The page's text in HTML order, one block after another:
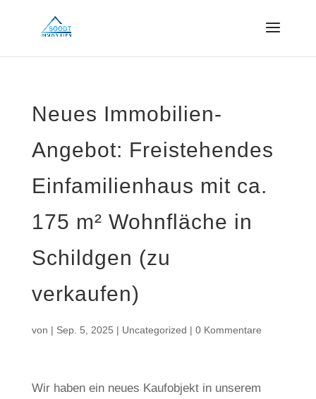
Neues Immobilien-
Angebot: Freistehendes
Einfamilienhaus mit ca.
175 m² Wohnfläche in
Schildgen (zu
verkaufen)
von | Sep. 5, 2025 | Uncategorized | 0 Kommentare
Wir haben ein neues Kaufobjekt in unserem